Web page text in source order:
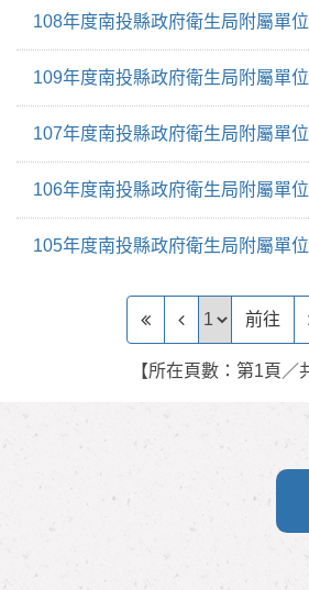
108年度南投縣政府衛生局附屬單
109年度南投縣政府衛生局附屬單
107年度南投縣政府衛生局附屬單
106年度南投縣政府衛生局附屬單
105年度南投縣政府衛生局附屬單
前往頁前往
【所在頁數：第1頁／